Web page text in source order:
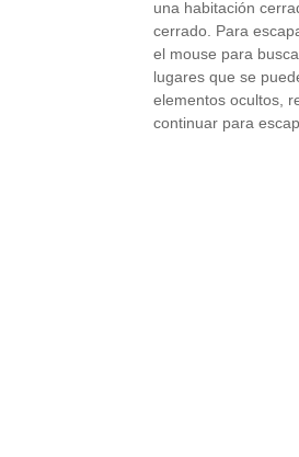
una habitación
cerrado. Para
el mouse para
lugares que se
elementos ocultos,
continuar para